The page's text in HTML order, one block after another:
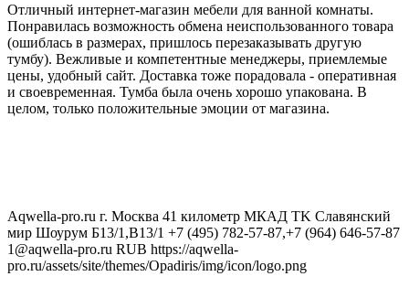
Отличный интернет-магазин мебели для ванной комнаты.
Понравилась возможность обмена неиспользованного товара
(ошиблась в размерах, пришлось перезаказывать другую
тумбу). Вежливые и компетентные менеджеры, приемлемые
цены, удобный сайт. Доставка тоже порадовала - оперативная
и своевременная. Тумба была очень хорошо упакована. В
целом, только положительные эмоции от магазина.
Aqwella-pro.ru г. Москва 41 километр МКАД TK Славянский
мир Шоурум Б13/1,В13/1 +7 (495) 782-57-87,+7 (964) 646-57-87
1@aqwella-pro.ru RUB https://aqwella-
pro.ru/assets/site/themes/Opadiris/img/icon/logo.png